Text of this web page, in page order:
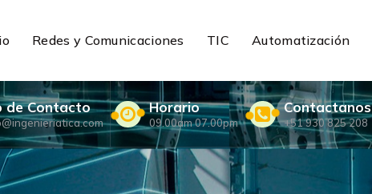
Redes y Comunicaciones TIC Automatización
de Contacto Horario
09.00am 07.00pm
Contactanos
+51 930 825 208